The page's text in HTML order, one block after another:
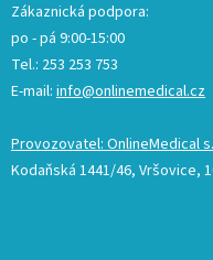
Zákaznická podpora:
po - pá 9:00-15:00
Tel.: 253 253 753
E-mail: info@onlinemedical.cz
Provozovatel: OnlineMedical
Kodaňská 1441/46, Vršovice,